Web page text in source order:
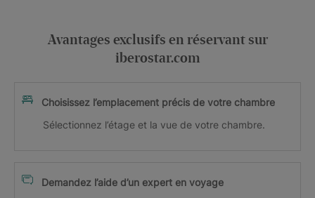
Avantages exclusifs en réservant sur
iberostar.com
Choisissez l’emplacement précis de votre chambre
Sélectionnez l’étage et la vue de votre chambre.
Demandez l’aide d’un expert en voyage